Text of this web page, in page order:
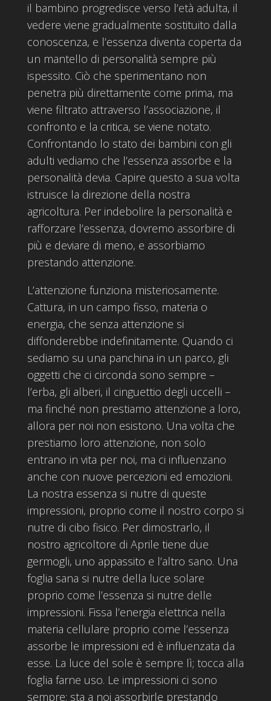
il bambino progredisce verso l’età adulta, il
vedere viene gradualmente sostituito dalla
conoscenza, e l’essenza diventa coperta da
un mantello di personalità sempre più
ispessito. Ciò che sperimentano non
penetra più direttamente come prima, ma
viene filtrato attraverso l’associazione, il
confronto e la critica, se viene notato.
Confrontando lo stato dei bambini con gli
adulti vediamo che l’essenza assorbe e la
personalità devia. Capire questo a sua volta
istruisce la direzione della nostra
agricoltura. Per indebolire la personalità e
rafforzare l’essenza, dovremo assorbire di
più e deviare di meno, e assorbiamo
prestando attenzione.
L’attenzione funziona misteriosamente.
Cattura, in un campo fisso, materia o
energia, che senza attenzione si
diffonderebbe indefinitamente. Quando ci
sediamo su una panchina in un parco, gli
oggetti che ci circonda sono sempre –
l’erba, gli alberi, il cinguettio degli uccelli –
ma finché non prestiamo attenzione a loro,
allora per noi non esistono. Una volta che
prestiamo loro attenzione, non solo
entrano in vita per noi, ma ci influenzano
anche con nuove percezioni ed emozioni.
La nostra essenza si nutre di queste
impressioni, proprio come il nostro corpo si
nutre di cibo fisico. Per dimostrarlo, il
nostro agricoltore di Aprile tiene due
germogli, uno appassito e l’altro sano. Una
foglia sana si nutre della luce solare
proprio come l’essenza si nutre delle
impressioni. Fissa l’energia elettrica nella
materia cellulare proprio come l’essenza
assorbe le impressioni ed è influenzata da
esse. La luce del sole è sempre lì; tocca alla
foglia farne uso. Le impressioni ci sono
sempre; sta a noi assorbirle prestando